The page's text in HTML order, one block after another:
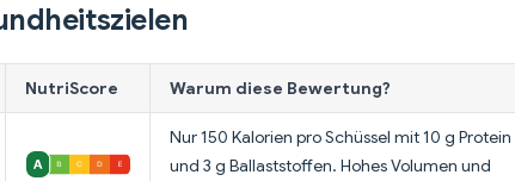
NutriScore Warum diese Bewertung?
Nur 150 Kalorien pro Schüssel mit 10 g Protein
und 3 g Ballaststoffen. Hohes Volumen und